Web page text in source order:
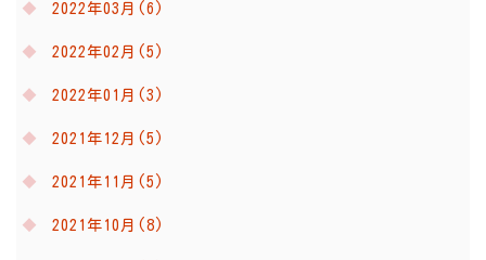
2022年03月(6)
2022年02月(5)
2022年01月(3)
2021年12月(5)
2021年11月(5)
2021年10月(8)